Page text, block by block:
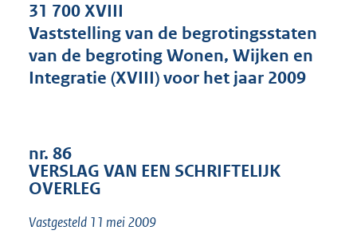
s
g
o
:
31 700 XVIII
Vaststelling van de begrotingsstaten
van de begroting Wonen, Wijken en
Integratie (XVIII) voor het jaar 2009
nr. 86
VERSLAG VAN EEN SCHRIFTELIJK
OVERLEG
Vastgesteld 11 mei 2009